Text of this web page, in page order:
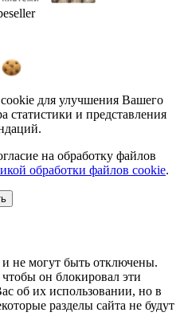
для улучшения Вашего
статистики и представления
на обработку файлов
обработки файлов cookie.
не могут быть отключены.
он блокировал эти
об их использовании, но в
разделы сайта не будут